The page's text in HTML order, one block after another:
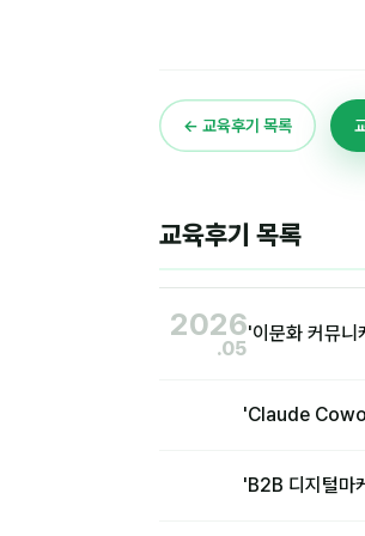
← 교육후기 목록
교육후기 목록
2026
.05
'이문화 커뮤니
'Claude
'B2B 디지털마